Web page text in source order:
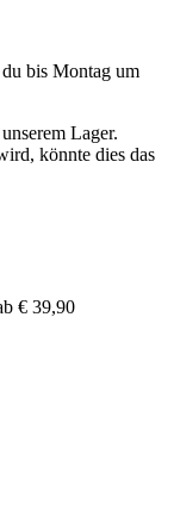
bis Montag um
Lager.
könnte dies das
€ 39,90